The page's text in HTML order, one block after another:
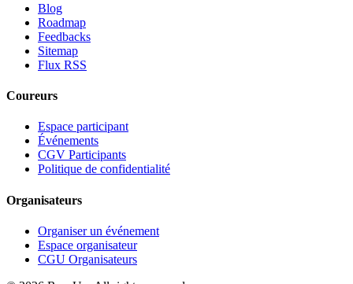
Blog
Roadmap
Feedbacks
Sitemap
Flux RSS
Coureurs
Espace participant
Événements
CGV Participants
Politique de confidentialité
Organisateurs
Organiser un événement
Espace organisateur
CGU Organisateurs